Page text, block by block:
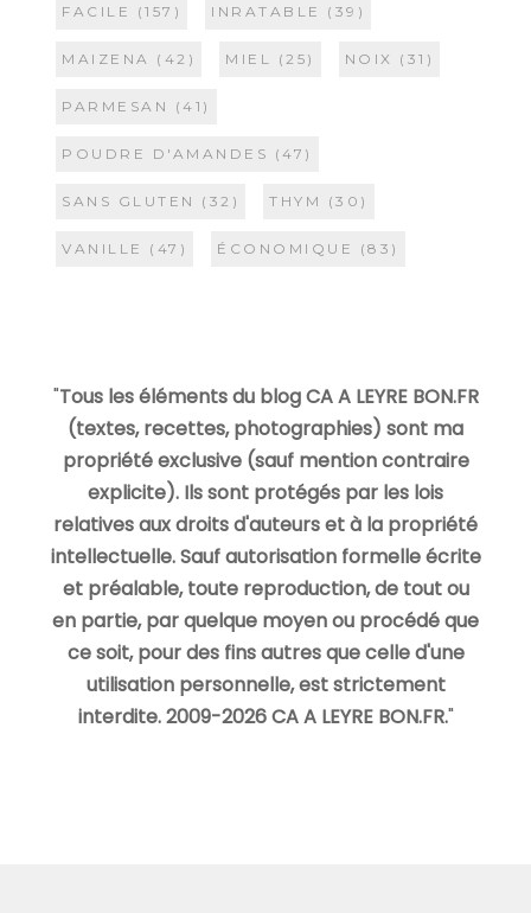
FACILE (157) INRATABLE (39)
MAIZENA (42) MIEL (25) NOIX (31)
PARMESAN (41)
POUDRE D'AMANDES (47)
SANS GLUTEN (32) THYM (30)
VANILLE (47) ÉCONOMIQUE (83)
"Tous les éléments du blog CA A LEYRE BON.FR
(textes, recettes, photographies) sont ma
propriété exclusive (sauf mention contraire
explicite). Ils sont protégés par les lois
relatives aux droits d'auteurs et à la propriété
intellectuelle. Sauf autorisation formelle écrite
et préalable, toute reproduction, de tout ou
en partie, par quelque moyen ou procédé que
ce soit, pour des fins autres que celle d'une
utilisation personnelle, est strictement
interdite. 2009-2026 CA A LEYRE BON.FR."